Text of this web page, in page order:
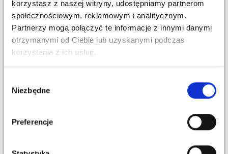
korzystasz z naszej witryny, udostępniamy partnerom
społecznościowym, reklamowym i analitycznym.
Partnerzy mogą połączyć te informacje z innymi danymi
otrzymanymi od Ciebie lub uzyskanymi podczas
korzystania z ich usług.
zgody
Niezbędne
Preferencje
TOREBKI, OWALNE,
Cena od
LINDEHOBBY
ŁAŃCUSZEK DO
67,99 zł